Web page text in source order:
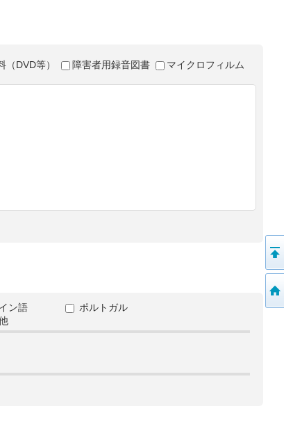
（DVD等） 障害者用録音図書 マイクロフィルム
ン語
ポルトガル